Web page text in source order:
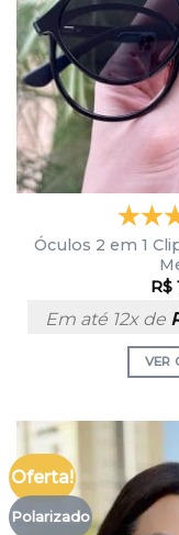
Óculos 2 em 1
R$
Em até 12x de
VER
Oferta!
Polarizado